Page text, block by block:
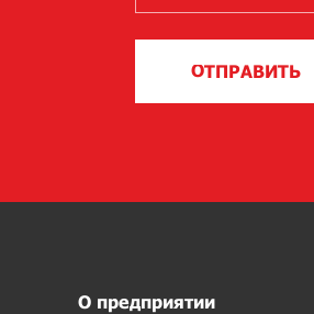
ОТПРАВИТЬ
О предприятии